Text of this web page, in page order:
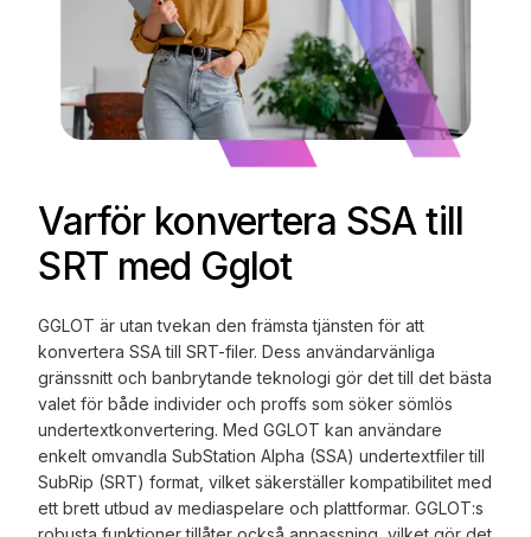
Varför konvertera SSA till
SRT med Gglot
GGLOT är utan tvekan den främsta tjänsten för att
konvertera SSA till SRT-filer. Dess användarvänliga
gränssnitt och banbrytande teknologi gör det till det bästa
valet för både individer och proffs som söker sömlös
undertextkonvertering. Med GGLOT kan användare
enkelt omvandla SubStation Alpha (SSA) undertextfiler till
SubRip (SRT) format, vilket säkerställer kompatibilitet med
ett brett utbud av mediaspelare och plattformar. GGLOT:s